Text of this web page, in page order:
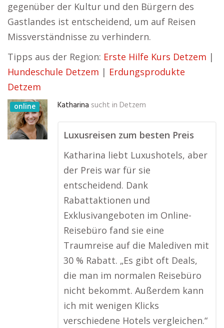
gegenüber der Kultur und den Bürgern des
Gastlandes ist entscheidend, um auf Reisen
Missverständnisse zu verhindern.
Tipps aus der Region: Erste Hilfe Kurs Detzem |
Hundeschule Detzem | Erdungsprodukte
Detzem
online Katharina sucht in Detzem
Luxusreisen zum besten Preis
Katharina liebt Luxushotels, aber
der Preis war für sie
entscheidend. Dank
Rabattaktionen und
Exklusivangeboten im Online-
Reisebüro fand sie eine
Traumreise auf die Malediven mit
30 % Rabatt. „Es gibt oft Deals,
die man im normalen Reisebüro
nicht bekommt. Außerdem kann
ich mit wenigen Klicks
verschiedene Hotels vergleichen.“